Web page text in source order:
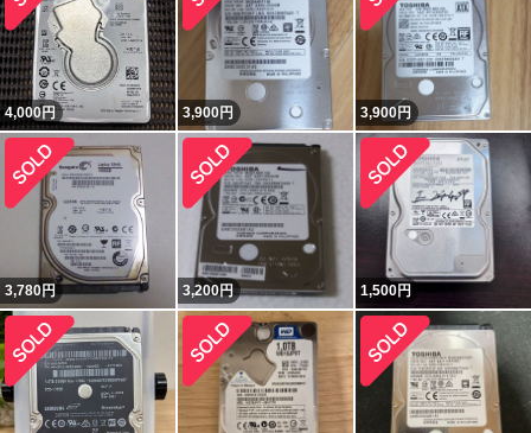
4,000円 3,900円 3,900円
3,780円 3,200円 1,500円